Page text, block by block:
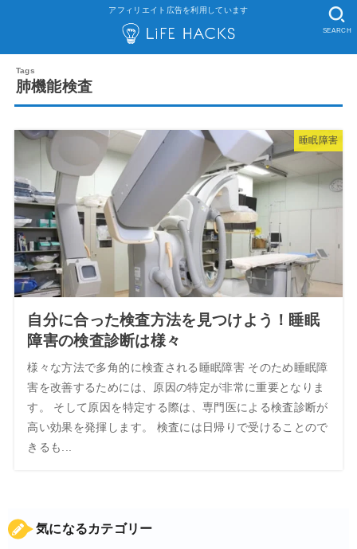
アフィリエイト広告を利用しています
SEARCH
肺機能検査
睡眠障害
自分に合った検査方法を見つけよう！睡眠
障害の検査診断は様々
様々な方法で多角的に検査される睡眠障害 そのため睡眠障
害を改善するためには、原因の特定が非常に重要となりま
す。 そして原因を特定する際は、専門医による検査診断が
高い効果を発揮します。 検査には日帰りで受けることので
きるも...
気になるカテゴリー